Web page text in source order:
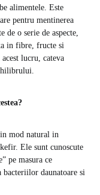
alimentele. Este
pentru mentinerea
de o serie de aspecte,
in fibre, fructe si
lucru, cateva
mod natural in
Ele sunt cunoscute
pe masura ce
bacteriilor daunatoare si